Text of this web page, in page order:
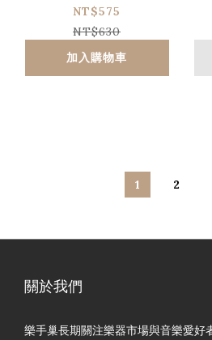
NT$575
NT$630
加入購物車
1 2
關於我們
樂手巢長期關注樂器市場與音樂愛好